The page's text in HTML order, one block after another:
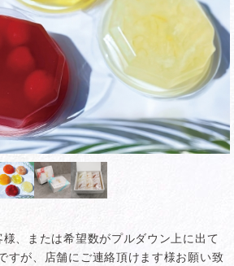
、または希望数がプルダウン上に出て
すが、店舗にご連絡頂けます様お願い致